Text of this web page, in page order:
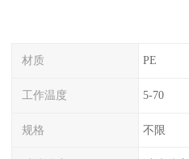
材质 PE
工作温度 5-70
规格 不限